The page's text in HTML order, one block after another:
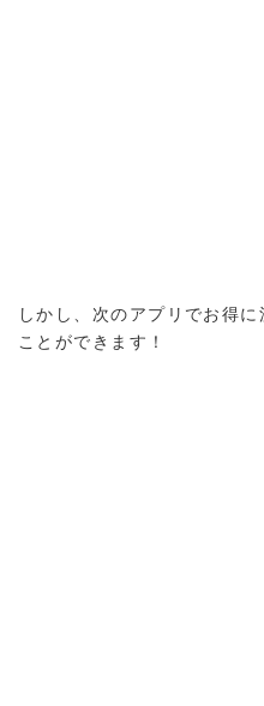
しかし、次のアプリでお得
ことができます！